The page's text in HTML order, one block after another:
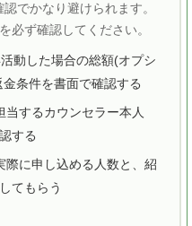
でかなり避けられます。
必ず確認してください。
動した場合の総額(オプシ
条件を書面で確認する
するカウンセラー本人
する
に申し込める人数と、紹
てもらう